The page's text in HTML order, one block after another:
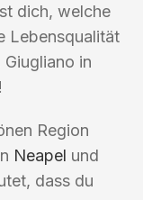
dich, welche
Lebensqualität
in
Region
Neapel und
dass du